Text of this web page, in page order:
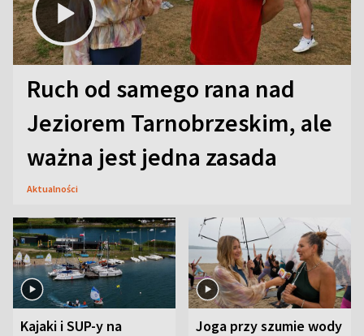
Ruch od samego rana nad
Jeziorem Tarnobrzeskim, ale
ważna jest jedna zasada
Aktualności
Kajaki i SUP-y na
Joga przy szumie wody